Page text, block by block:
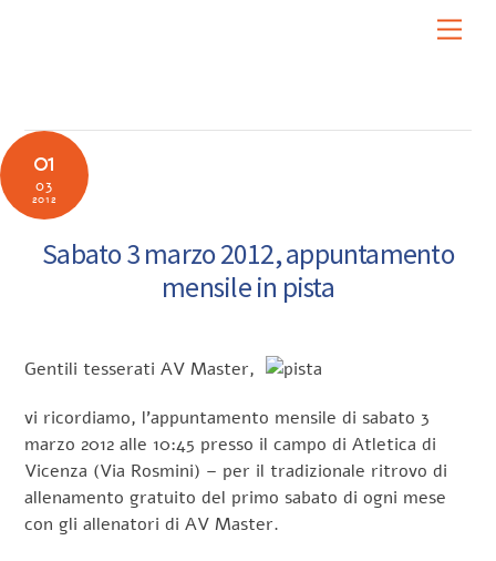
01
03
2012
Sabato 3 marzo 2012, appuntamento
mensile in pista
Gentili tesserati AV Master,
vi ricordiamo, l’appuntamento mensile di sabato 3
marzo 2012 alle 10:45 presso il campo di Atletica di
Vicenza (Via Rosmini) – per il tradizionale ritrovo di
allenamento gratuito del primo sabato di ogni mese
con gli allenatori di AV Master.